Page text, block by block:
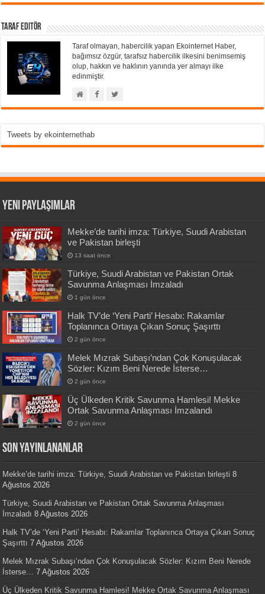
Taraf Editör
Taraf olmayan, habercilik yapan Ekointernet Haber,
bağımsız özgür, tarafsız habercilik ilkesini benimsemiş
olup, hakkın ve haklının yanında yer almayı ilke
edinmiştir.
Tweets by ekointernethab
Yeni Paylaşımlar
Mekke’de tarihi imza: Türkiye, Suudi Arabistan
ve Pakistan birleşti
13 saat önce
Türkiye, Suudi Arabistan ve Pakistan Ortak
Savunma Anlaşması İmzaladı
1 gün önce
Halk TV’de ‘Yeni Parti’ Hesabı: Rakamlar
Toplanınca Ortaya Çıkan Sonuç Şaşırttı
2 gün önce
Melek Mızrak Subaşı’ndan Çok Konuşulacak
Sözler: Kızım Beni Nerede İsterse…
2 gün önce
Üç Ülkeden Kritik Savunma Hamlesi! Mekke
Ortak Savunma Anlaşması İmzalandı
2 gün önce
SON YAYINLANANLAR
Mekke’de tarihi imza: Türkiye, Suudi Arabistan ve Pakistan birleşti 8
Ağustos 2026
Türkiye, Suudi Arabistan ve Pakistan Ortak Savunma Anlaşması
İmzaladı 8 Ağustos 2026
Halk TV’de ‘Yeni Parti’ Hesabı: Rakamlar Toplanınca Ortaya Çıkan Sonuç
Şaşırttı 7 Ağustos 2026
Melek Mızrak Subaşı’ndan Çok Konuşulacak Sözler: Kızım Beni Nerede
İsterse…
7 Ağustos 2026
Üç Ülkeden Kritik Savunma Hamlesi! Mekke Ortak Savunma Anlaşması